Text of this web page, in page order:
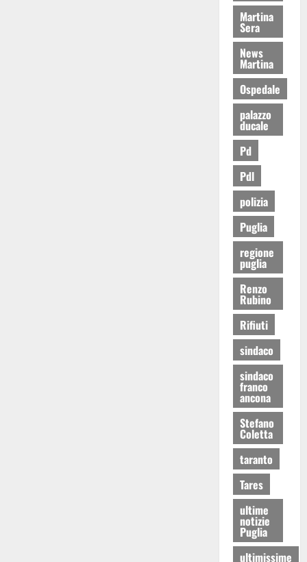
Martina
Sera
News
Martina
Ospedale
palazzo
ducale
Pd
Pdl
polizia
Puglia
regione
puglia
Renzo
Rubino
Rifiuti
sindaco
sindaco
franco
ancona
Stefano
Coletta
taranto
Tares
ultime
notizie
Puglia
ultimissime